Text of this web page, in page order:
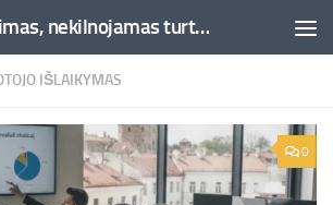
Akcijos, Investavimas, nekilnojamas turtas, kriptovaliutos - Besociai.lt
IŠLAIKYMAS
0